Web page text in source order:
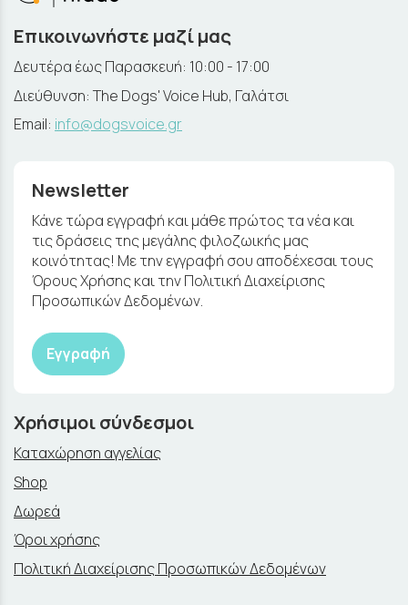
Επικοινωνήστε μαζί μας
Δευτέρα έως Παρασκευή: 10:00 - 17:00
Διεύθυνση: The Dogs' Voice Hub, Γαλάτσι
Email: info@dogsvoice.gr
Newsletter
Κάνε τώρα εγγραφή και μάθε πρώτος τα νέα και
τις δράσεις της μεγάλης φιλοζωικής μας
κοινότητας! Με την εγγραφή σου αποδέχεσαι τους
Όρους Χρήσης και την Πολιτική Διαχείρισης
Προσωπικών Δεδομένων.
Εγγραφή
Χρήσιμοι σύνδεσμοι
Καταχώρηση αγγελίας
Shop
Δωρεά
Όροι χρήσης
Πολιτική Διαχείρισης Προσωπικών Δεδομένων